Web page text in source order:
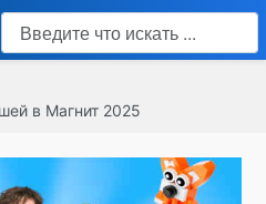
Поиск
в Магнит 2025